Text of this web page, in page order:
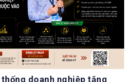
doanh nghiệp tăng